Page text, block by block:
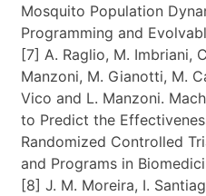
Mosquito Population
Programming and
[7] A. Raglio, M. Imbriani,
Manzoni, M. Gianotti, M.
Vico and L. Manzoni.
to Predict the
Randomized Controlled
and Programs in
[8] J. M. Moreira, I.